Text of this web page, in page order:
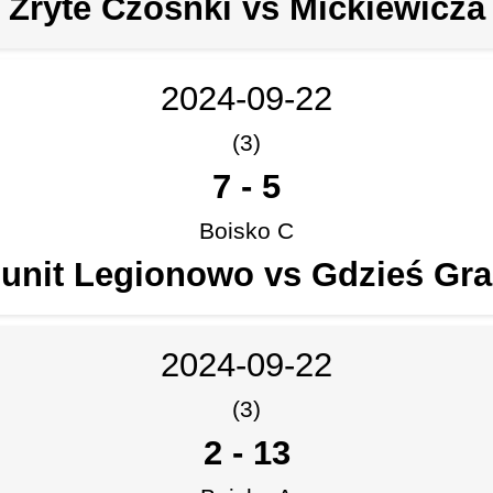
Zryte Czosnki vs Mickiewicza
2024-09-22
(3)
7 - 5
Boisko C
Legionowo vs Gdzieś
2024-09-22
(3)
2 - 13